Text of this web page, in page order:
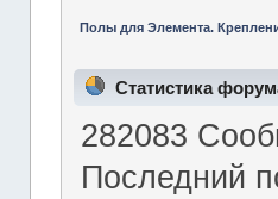
Полы для Элемента.
Статистика
282083
Последний